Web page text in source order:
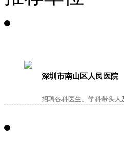
深圳市南山区人民医院
招聘各科医生、学科带头人